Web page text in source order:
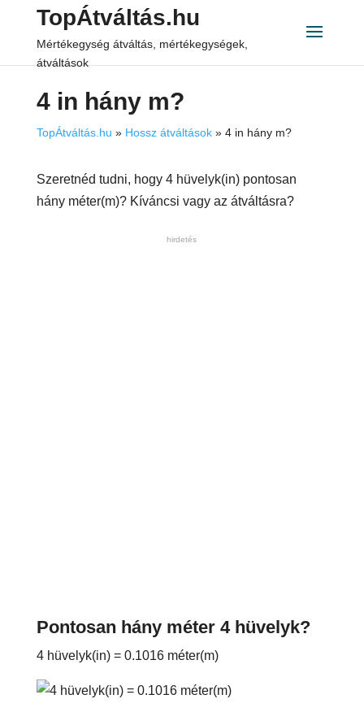
TopÁtváltás.hu
Mértékegység átváltás, mértékegységek,
átváltások
4 in hány m?
TopÁtváltás.hu » Hossz átváltások» 4 in hány m?
Szeretnéd tudni, hogy 4 hüvelyk(in) pontosan
hány méter(m)? Kíváncsi vagy az átváltásra?
hirdetés
Pontosan hány méter 4 hüvelyk?
4 hüvelyk(in) = 0.1016 méter(m)